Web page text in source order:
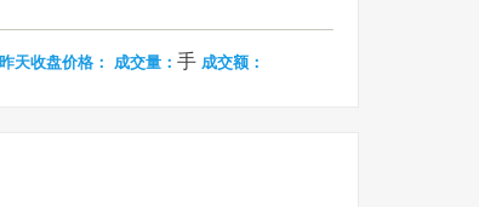
昨天收盘价格： 成交量： 手 成交额：